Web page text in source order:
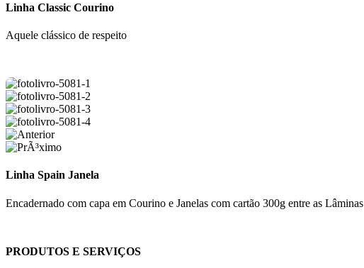
Linha Classic Courino
Aquele clássico de respeito
Linha Spain Janela
Encadernado com capa em Courino e Janelas com cartão 300g entre as Lâminas
PRODUTOS E SERVIÇOS